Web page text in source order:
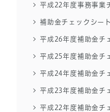
平成22年度事務事業
補助金チェックシート
平成26年度補助金チ
平成25年度補助金チ
平成24年度補助金チ
平成23年度補助金チ
平成22年度補助金チ